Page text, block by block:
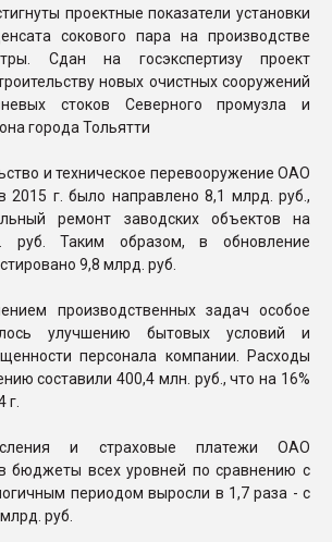
проектные показатели установки
сокового пара на производстве
Сдан на госэкспертизу проект
новых очистных сооружений
стоков Северного промузла и
города Тольятти
и техническое перевооружение ОАО
2015 г. было направлено 8,1 млрд. руб.,
ремонт заводских объектов на
руб. Таким образом, в обновление
9,8 млрд. руб.
производственных задач особое
улучшению бытовых условий и
персонала компании. Расходы
составили 400,4 млн. руб., что на 16%
г.
и страховые платежи ОАО
бюджеты всех уровней по сравнению с
периодом выросли в 1,7 раза - с
руб.